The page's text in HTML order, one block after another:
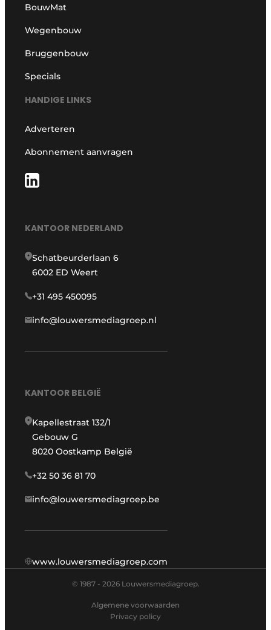
BouwMat
Wegenbouw
Bruggenbouw
Specials
HANDIGE LINKS
Adverteren
Abonnement aanvragen
KANTOOR NEDERLAND
Schatbeurderlaan 6
6002 ED Weert
+31 495 450095
info@louwersmediagroep.nl
KANTOOR BELGIË
Kapellestraat 132/1
Gebouw G
8020 Oostkamp België
+32 50 36 81 70
info@louwersmediagroep.be
www.louwersmediagroep.com
© 1987 - 2026 Louwersmediagroep.
Algemene voorwaarden
Privacy policy